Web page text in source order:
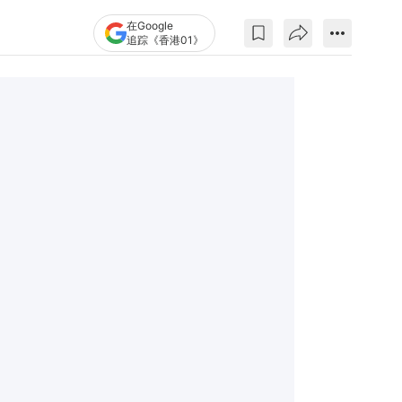
在Google
追踪《香港01》